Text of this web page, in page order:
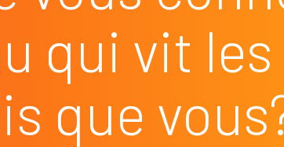
qui vit
que